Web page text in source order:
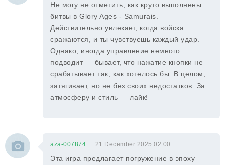
Не могу не отметить, как круто выполнены
битвы в Glory Ages - Samurais.
Действительно увлекает, когда войска
сражаются, и ты чувствуешь каждый удар.
Однако, иногда управление немного
подводит — бывает, что нажатие кнопки не
срабатывает так, как хотелось бы. В целом,
затягивает, но не без своих недостатков. За
атмосферу и стиль — лайк!
aza-007874 21 December 2025 02:00
Эта игра предлагает погружение в эпоху